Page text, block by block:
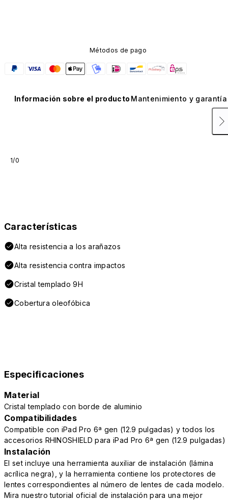
Métodos de pago
Información sobre el producto Mantenimiento y garantía
1/0
Características
Alta resistencia a los arañazos
Alta resistencia contra impactos
Cristal templado 9H
Cobertura oleofóbica
Especificaciones
Material
Cristal templado con borde de aluminio
Compatibilidades
Compatible con iPad Pro 6ª gen (12.9 pulgadas) y todos los
accesorios RHINOSHIELD para iPad Pro 6ª gen (12.9 pulgadas)
Instalación
El set incluye una herramienta auxiliar de instalación (lámina
acrílica negra), y la herramienta contiene los protectores de
lentes correspondientes al número de lentes de cada modelo.
Mira nuestro tutorial oficial de instalación para una mejor